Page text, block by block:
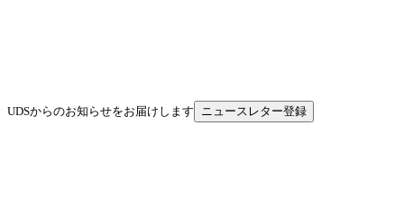
UDSからのお知らせをお届けします ニュースレター登録